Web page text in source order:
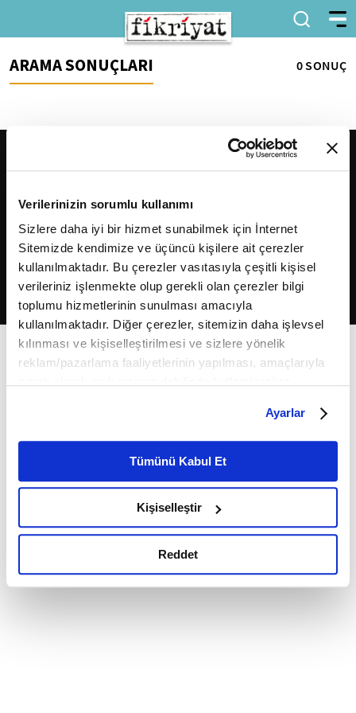
Verilerinizin sorumlu kullanımı
Sizlere daha iyi bir hizmet sunabilmek için İnternet
Sitemizde kendimize ve üçüncü kişilere ait çerezler
kullanılmaktadır. Bu çerezler vasıtasıyla çeşitli kişisel
verileriniz işlenmekte olup gerekli olan çerezler bilgi
toplumu hizmetlerinin sunulması amacıyla
kullanılmaktadır. Diğer çerezler, sitemizin daha işlevsel
kılınması ve kişiselleştirilmesi ve sizlere yönelik
reklam/pazarlama faaliyetlerinin yapılması, amaçlarıyla
belirleyebilirsiniz. Çerezlere ilişkin detaylı bilgi için
Ayarlar butonuna tıklayabilir,Çerez Bilgilendirme
Metnimizi ziyaret edebilirsiniz.
6698 sayılı Kişisel Verilerin Korunması Kanunu uyarınca
okumak ve sitemizi ziyaretiniz kapsamında
gerçekleştirilen veri işleme faaliyetleri ile ilgili daha
detaylı bilgi almak için lütfentıklayınız.
Ayarlar
Tümünü Kabul Et
Kişiselleştir
Reddet
ARAMA SONUÇLARI 0 SONUÇ
2026Fikriyat. Tüm hakları saklıdır.